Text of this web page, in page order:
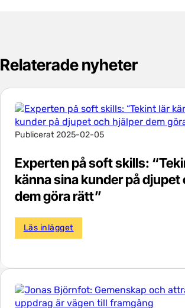
Relaterade nyheter
Publicerat 2025-02-05
Experten på soft skills:
känna sina kunder på djupet
dem göra rätt”
Läs inlägget